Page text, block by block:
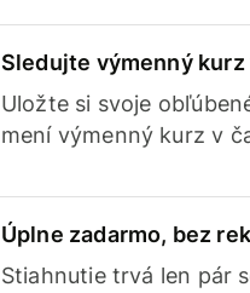
Sledujte výmenný kurz
Uložte si svoje
mení výmenný kurz v
Úplne zadarmo, bez
Stiahnutie trvá len pár